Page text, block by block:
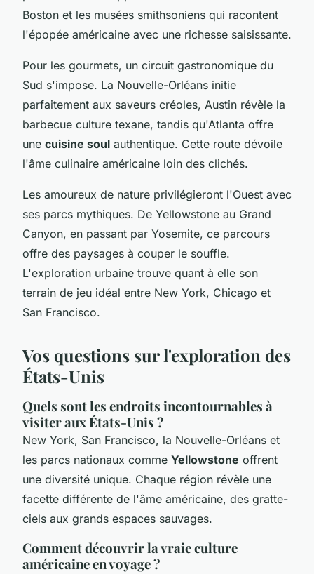
Boston et les musées smithsoniens qui racontent
l'épopée américaine avec une richesse saisissante.
Pour les gourmets, un circuit gastronomique du
Sud s'impose. La Nouvelle-Orléans initie
parfaitement aux saveurs créoles, Austin révèle la
barbecue culture texane, tandis qu'Atlanta offre
une cuisine soul authentique. Cette route dévoile
l'âme culinaire américaine loin des clichés.
Les amoureux de nature privilégieront l'Ouest avec
ses parcs mythiques. De Yellowstone au Grand
Canyon, en passant par Yosemite, ce parcours
offre des paysages à couper le souffle.
L'exploration urbaine trouve quant à elle son
terrain de jeu idéal entre New York, Chicago et
San Francisco.
Vos questions sur l'exploration des
États-Unis
Quels sont les endroits incontournables à
visiter aux États-Unis ?
New York, San Francisco, la Nouvelle-Orléans et
les parcs nationaux comme Yellowstone offrent
une diversité unique. Chaque région révèle une
facette différente de l'âme américaine, des gratte-
ciels aux grands espaces sauvages.
Comment découvrir la vraie culture
américaine en voyage ?